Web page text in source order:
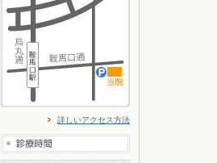
詳しいアクセス方法